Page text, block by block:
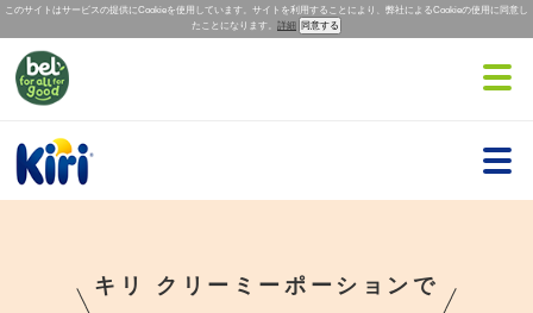
このサイトはサービスの提供にCookieを使用しています。サイトを利用することにより、弊社によるCookieの使用に同意し
たことになります。 詳細
キリ クリーミーポーションで